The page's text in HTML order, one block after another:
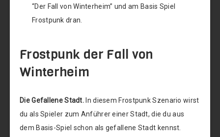
“Der Fall von Winterheim” und am Basis Spiel
Frostpunk dran.
Frostpunk der Fall von
Winterheim
Die Gefallene Stadt. In diesem Frostpunk Szenario wirst
du als Spieler zum Anführer einer Stadt, die du aus
dem Basis-Spiel schon als gefallene Stadt kennst.